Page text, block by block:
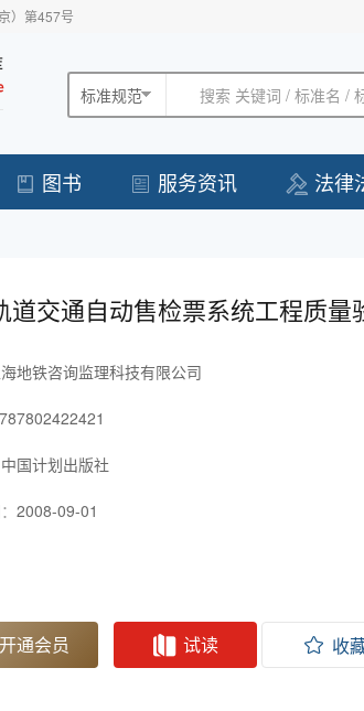
）第457号
标准规范 搜索 关键词 / 标准名 /
图书 服务资讯 法律
道交通自动售检票系统工程质
海地铁咨询监理科技有限公司
中国计划出版社
2008-09-01
开通会员 试读 收